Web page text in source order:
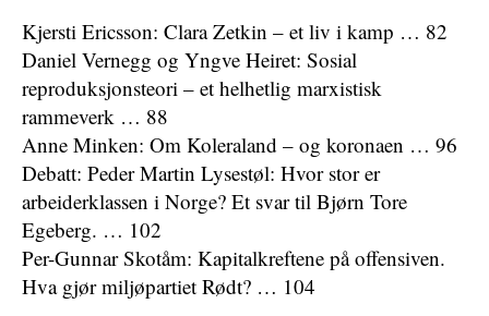
Kjersti Ericsson: Clara Zetkin – et liv i kamp … 82
Daniel Vernegg og Yngve Heiret: Sosial
reproduksjonsteori – et helhetlig marxistisk
rammeverk … 88
Anne Minken: Om Koleraland – og koronaen … 96
Debatt: Peder Martin Lysestøl: Hvor stor er
arbeiderklassen i Norge? Et svar til Bjørn Tore
Egeberg. … 102
Per-Gunnar Skotåm: Kapitalkreftene på offensiven.
Hva gjør miljøpartiet Rødt? … 104